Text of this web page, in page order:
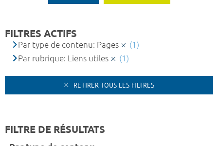
FILTRES ACTIFS
Par type de contenu: Pages
(1)
Par rubrique: Liens utiles
(1)
RETIRER TOUS LES FILTRES
FILTRE DE RÉSULTATS